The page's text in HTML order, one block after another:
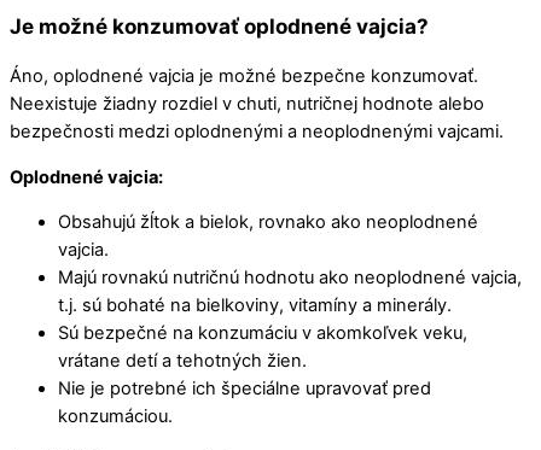
Je možné konzumovať oplodnené vajcia?
Áno, oplodnené vajcia je možné bezpečne konzumovať.
Neexistuje žiadny rozdiel v chuti, nutričnej hodnote alebo
bezpečnosti medzi oplodnenými a neoplodnenými vajcami.
Oplodnené vajcia:
Obsahujú žĺtok a bielok, rovnako ako neoplodnené
vajcia.
Majú rovnakú nutričnú hodnotu ako neoplodnené vajcia,
t.j. sú bohaté na bielkoviny, vitamíny a minerály.
Sú bezpečné na konzumáciu v akomkoľvek veku,
vrátane detí a tehotných žien.
Nie je potrebné ich špeciálne upravovať pred
konzumáciou.